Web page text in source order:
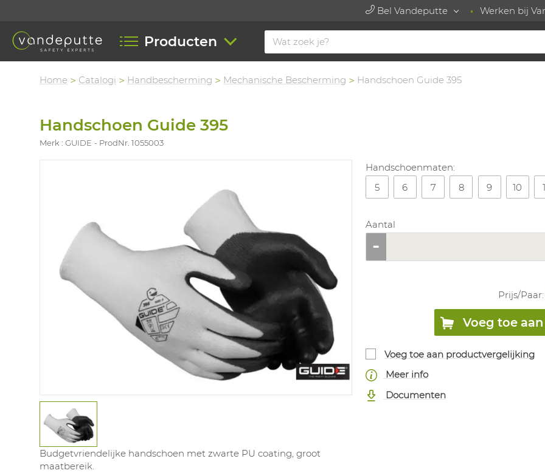
Bel Vandeputte Werken bij
Producten
Home Catalogi Handbescherming Mechanische Bescherming Handschoen Guide 395
Handschoen Guide 395
Merk : GUIDE ProdNr. 1055003
Budgetvriendelijke handschoen met zwarte PU coating, groot
maatbereik.
Handschoenmaten:
5
6 7 8 9 10
Aantal
Prijs/Paar:
Voeg toe
Voeg toe aan productvergelijking
Meer info
Documenten